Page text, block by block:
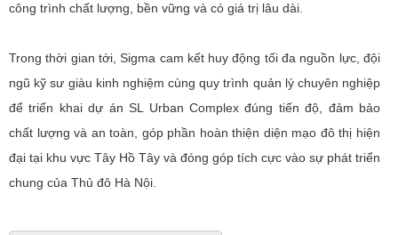
công trình chất lượng, bền vững và có giá trị lâu dài.
Trong thời gian tới, Sigma cam kết huy động tối đa nguồn lực, đội
ngũ kỹ sư giàu kinh nghiệm cùng quy trình quản lý chuyên nghiệp
để triển khai dự án SL Urban Complex đúng tiến độ, đảm bảo
chất lượng và an toàn, góp phần hoàn thiện diện mạo đô thị hiện
đại tại khu vực Tây Hồ Tây và đóng góp tích cực vào sự phát triển
chung của Thủ đô Hà Nội.